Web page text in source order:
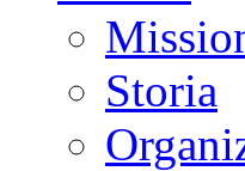
Storia